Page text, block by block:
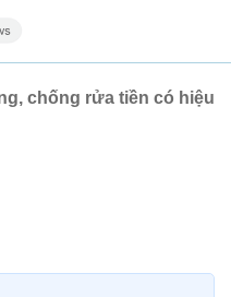
chống rửa tiền có hiệu